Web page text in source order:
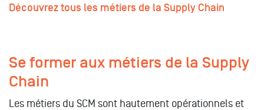
Découvrez tous les métiers de la Supply Chain
Se former aux métiers de la Supply
Chain
Les métiers du SCM sont hautement opérationnels et